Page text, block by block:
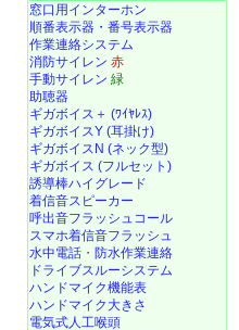
窓口用インターホン
順番表示器・番号表示器
作業連絡システム
消防サイレン 赤
手動サイレン 緑
助聴器
ギガボイス＋ (ﾜｲﾔﾚｽ)
ギガボイスY (耳掛け)
ギガボイスN (ネック型)
ギガボイス (フルセット)
誘導棒ハイグレード
着信音スピーカー
呼出音フラッシュコール
スマホ着信音フラッシュ
水中電話 ・ 防水作業連絡
ドライブスルーシステム
ハンドマイク機能表
ハンドマイク大きさ
電気式人工喉頭